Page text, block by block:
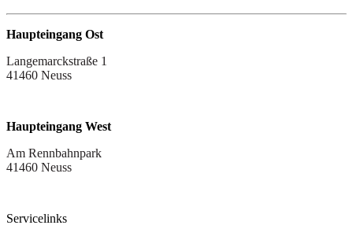
Haupteingang Ost
Langemarckstraße 1
41460 Neuss
Haupteingang West
Am Rennbahnpark
41460 Neuss
Servicelinks